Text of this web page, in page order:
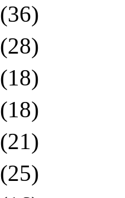
(36)
(28)
(18)
(18)
(21)
(25)